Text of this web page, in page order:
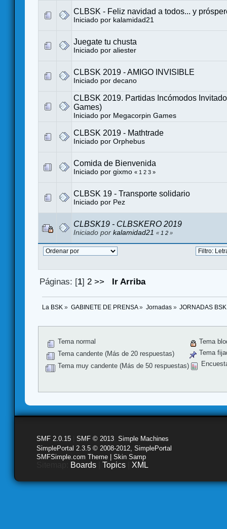
CLBSK - Feliz navidad a todos... y
Iniciado por kalamidad21
Juegate tu chusta
Iniciado por aliester
CLBSK 2019 - AMIGO INVISIBLE
Iniciado por decano
CLBSK 2019. Partidas Incómodos
Games)
Iniciado por Megacorpin Games
CLBSK 2019 - Mathtrade
Iniciado por Orphebus
Comida de Bienvenida
Iniciado por gixmo « 1 2 3 »
CLBSK 19 - Transporte solidario
Iniciado por Pez
CLBSK19 - CLBSKERO 2019
Iniciado por kalamidad21 « 1 2 »
Páginas: [1] 2 >> Ir Arriba
La BSK » GABINETE DE PRENSA» Jornadas» JORNADAS BSK
Tema normal
Tema candente (Más de 20 respuestas)
Tema muy candente (Más de 50 respuestas)
Tema
Tema
SMF 2.0.15 SMF © 2013 Simple Machines
SimplePortal 2.3.5 © 2008-2012, SimplePortal
SMFSimple.com Theme | Skin Samp
Boards Topics XML